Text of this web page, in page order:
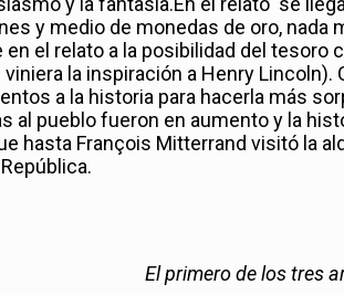
y medio de monedas de oro,
en el relato a la posibilidad del tesoro
viniera la inspiración a Henry
a la historia para hacerla más
al pueblo fueron en aumento y la
hasta François Mitterrand visitó la
El primero de los tres